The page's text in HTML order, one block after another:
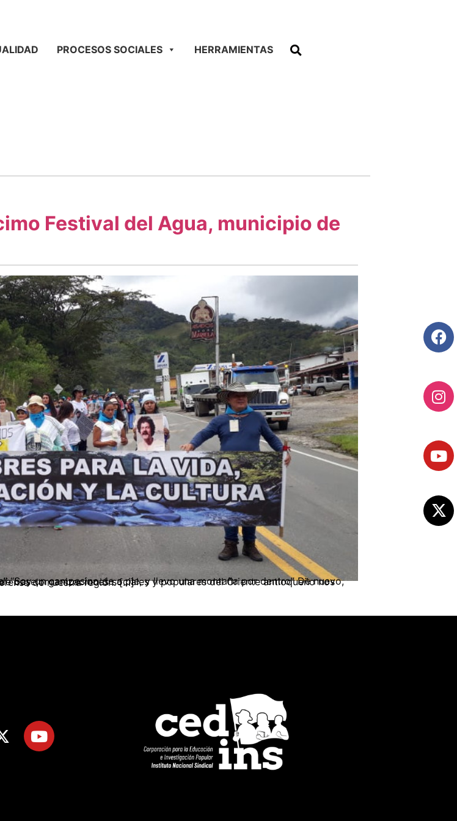
PROCESOS SOCIALES HERRAMIENTAS
Festival del Agua, municipio de
del Oriente antioqueño nos hemos reunido a discutir y a movilizarnos en torno a la defensa de nuestra región. […]